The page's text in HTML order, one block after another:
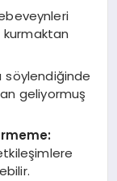
söylendiğinde
geliyormuş